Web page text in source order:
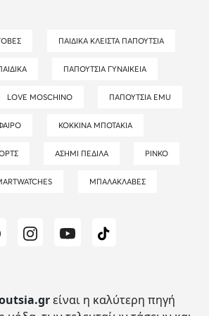
ΠΑΙΔΙΚΆ ΚΛΕΙΣΤΆ ΠΑΠΟΎΤΣΙΑ
ΠΑΠΟΎΤΣΙΑ ΓΥΝΑΙΚΕΊΑ
LOVE MOSCHINO ΠΑΠΟΎΤΣΙΑ EMU
ΚΌΚΚΙΝΑ ΜΠΟΤΆΚΙΑ
ΑΣΗΜΊ ΠΈΔΙΛΑ PINKO
ΜΠΑΛΑΚΛΆΒΕΣ
είναι η καλύτερη πηγή